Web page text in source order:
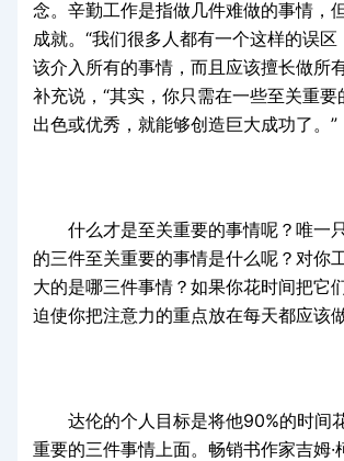
念。辛勤工作是指做几件难做的事情，
成就。“我们很多人都有一个这样的误
该介入所有的事情，而且应该擅长做所
补充说，“其实，你只需在一些至关重
出色或优秀，就能够创造巨大成功了。”
什么才是至关重要的事情呢？唯一
的三件至关重要的事情是什么呢？对你
大的是哪三件事情？如果你花时间把它
迫使你把注意力的重点放在每天都应该
达伦的个人目标是将他90%的时间
重要的三件事情上面。畅销书作家吉姆·